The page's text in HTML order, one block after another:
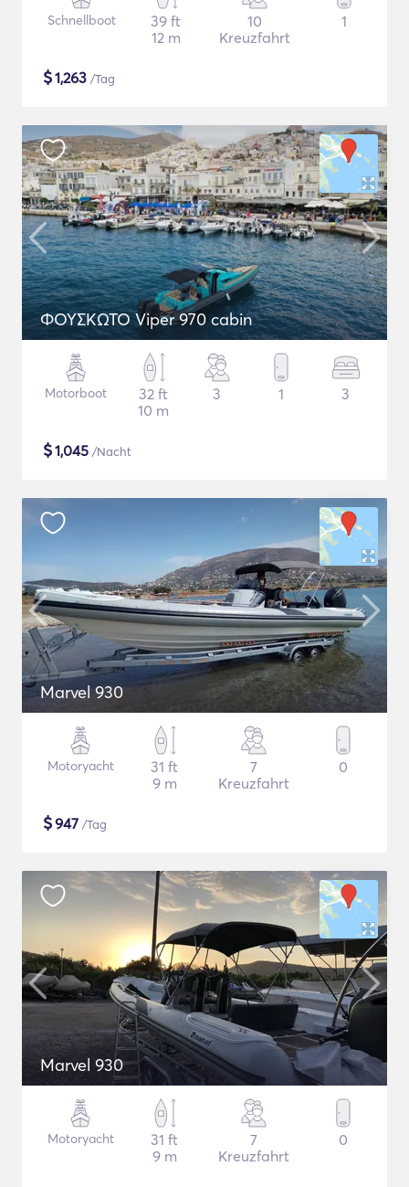
Schnellboot
39 ft
12 m
10
Kreuzfahrt
1
$1,263 /Tag
ΦΟΥΣΚΩΤΟ Viper 970 cabin
Motorboot
32 ft
10 m
3 1 3
$1,045 /Nacht
Marvel 930
Motoryacht
31 ft
9 m
7
Kreuzfahrt
0
$947 /Tag
Marvel 930
Motoryacht
31 ft
9 m
7
Kreuzfahrt
0